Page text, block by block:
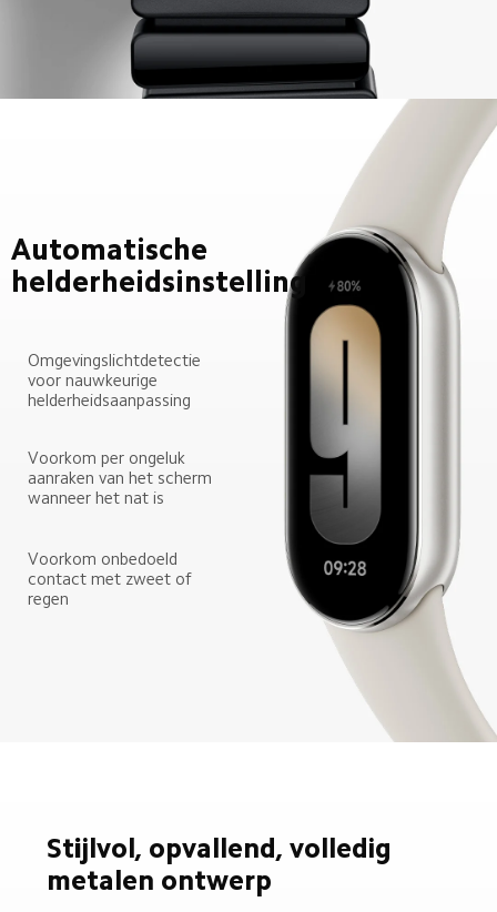
Automatische
helderheidsinstelling
Omgevingslichtdetectie
voor nauwkeurige
helderheidsaanpassing
Voorkom per ongeluk
aanraken van het scherm
wanneer het nat is
Voorkom onbedoeld
contact met zweet of
regen
Stijlvol, opvallend, volledig
metalen ontwerp